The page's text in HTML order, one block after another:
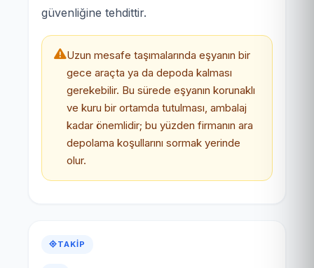
güvenliğine tehdittir.
Uzun mesafe taşımalarında eşyanın bir
gece araçta ya da depoda kalması
gerekebilir. Bu sürede eşyanın korunaklı
ve kuru bir ortamda tutulması, ambalaj
kadar önemlidir; bu yüzden firmanın ara
depolama koşullarını sormak yerinde
olur.
TAKIP